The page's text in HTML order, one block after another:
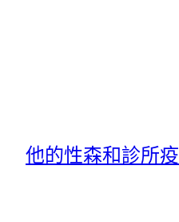
他的性森和診所